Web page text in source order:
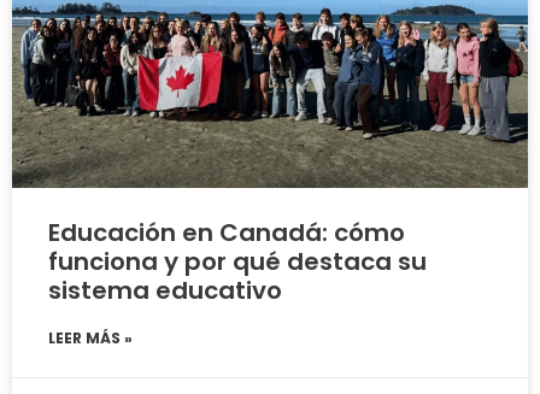
Educación en Canadá: cómo
funciona y por qué destaca su
sistema educativo
LEER MÁS »